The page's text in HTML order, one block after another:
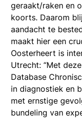
geraakt/raken en
koorts. Daarom
aandacht te
maakt hier een
Oosterheert is
Utrecht: “Met
Database
in diagnostiek en
met ernstige
bundeling van